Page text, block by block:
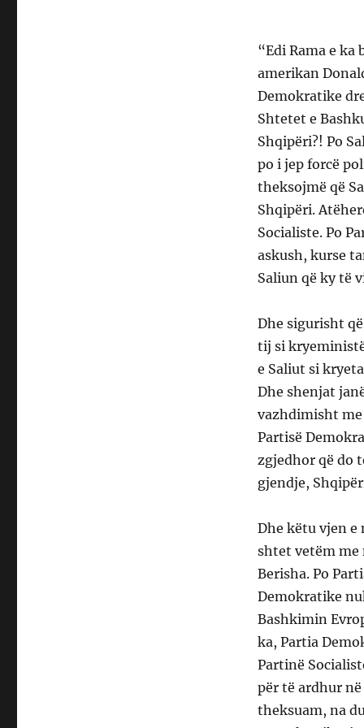
“Edi Rama e
amerikan
Demokratike
Shtetet e
Shqipëri?! Po
po i jep forcë
theksojmë që
Shqipëri.
Socialiste. Po
askush, kurse
Saliun që ky të
Dhe sigurisht
tij si
e Saliut si
Dhe shenjat
vazhdimisht
Partisë
zgjedhor që do
gjendje,
Dhe këtu vjen
shtet vetëm me
Berisha. Po
Demokratike
Bashkimin
ka, Partia
Partinë
për të ardhur
theksuam, na